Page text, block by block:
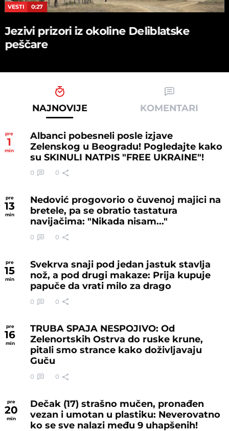
VESTI 0:27
Jezivi prizori iz okoline Deliblatske
peščare
NAJNOVIJE KOMENTARI
pre
1
min
Albanci pobesneli posle izjave
Zelenskog u Beogradu! Pogledajte kako
su SKINULI NATPIS "FREE UKRAINE"!
0 0
pre
13
min
Nedović progovorio o čuvenoj majici na
bretele, pa se obratio tastatura
navijačima: "Nikada nisam..."
0 0
pre
15
min
Svekrva snaji pod jedan jastuk stavlja
nož, a pod drugi makaze: Prija kupuje
papuče da vrati milo za drago
0 0
pre
16
min
TRUBA SPAJA NESPOJIVO: Od
Zelenortskih Ostrva do ruske krune,
pitali smo strance kako doživljavaju
Guču
0 0
pre
20
min
Dečak (17) strašno mučen, pronađen
vezan i umotan u plastiku: Neverovatno
ko se sve nalazi među 9 uhapšenih!